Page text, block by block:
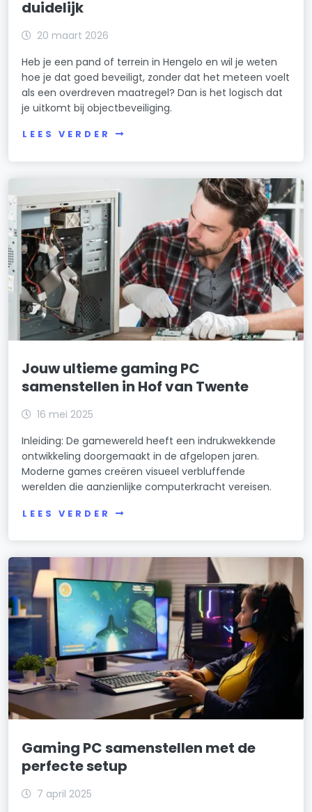
duidelijk
20 maart 2026
Heb je een pand of terrein in Hengelo en wil je weten
hoe je dat goed beveiligt, zonder dat het meteen voelt
als een overdreven maatregel? Dan is het logisch dat
je uitkomt bij objectbeveiliging.
LEES VERDER
Jouw ultieme gaming PC
samenstellen in Hof van Twente
16 mei 2025
Inleiding: De gamewereld heeft een indrukwekkende
ontwikkeling doorgemaakt in de afgelopen jaren.
Moderne games creëren visueel verbluffende
werelden die aanzienlijke computerkracht vereisen.
LEES VERDER
Gaming PC samenstellen met de
perfecte setup
7 april 2025